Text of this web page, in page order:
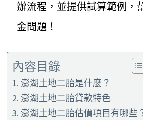
辦流程，並提供試算範例，
金問題！
內容目錄
澎湖土地二胎是什麼？
澎湖土地二胎貸款特色
澎湖土地二胎估價項目有哪些